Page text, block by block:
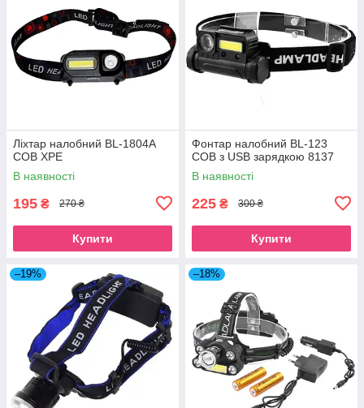
Ліхтар налобний BL-1804A
COB XPE
В наявності
195 ₴ 270 ₴
Купити
Фонтар налобний BL-123
COB з USB зарядкою 8137
В наявності
225 ₴ 300 ₴
Купити
–19% –18%